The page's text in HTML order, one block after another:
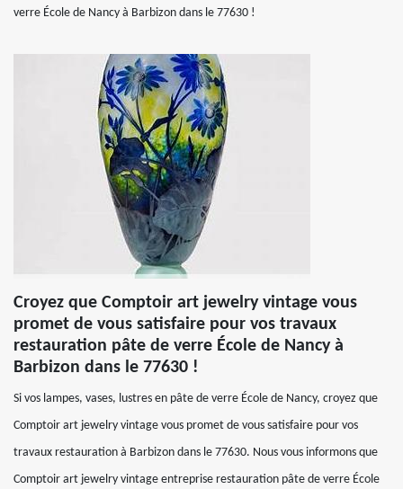
verre École de Nancy à Barbizon dans le 77630 !
Croyez que Comptoir art jewelry vintage vous
promet de vous satisfaire pour vos travaux
restauration pâte de verre École de Nancy à
Barbizon dans le 77630 !
Si vos lampes, vases, lustres en pâte de verre École de Nancy, croyez que
Comptoir art jewelry vintage vous promet de vous satisfaire pour vos
travaux restauration à Barbizon dans le 77630. Nous vous informons que
Comptoir art jewelry vintage entreprise restauration pâte de verre École